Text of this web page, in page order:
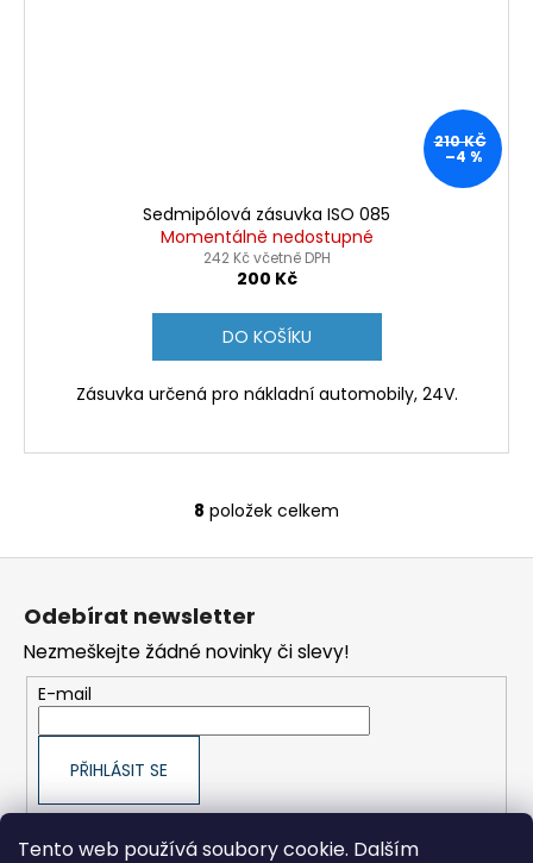
Tento web používá soubory cookie. Dalším
210 KČ
–4 %
Sedmipólová zásuvka ISO 085
Momentálně nedostupné
242 Kč včetně DPH
200 Kč
DO KOŠÍKU
Zásuvka určená pro nákladní automobily, 24V.
O
v
a
c
í
p
k
y
8 položek celkem
Odebírat newsletter
Nezmeškejte žádné novinky či slevy!
E-mail
PŘIHLÁSIT SE